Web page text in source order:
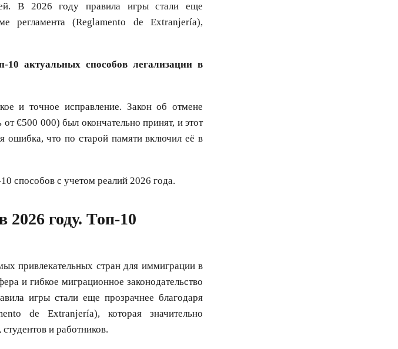
В 2026 году правила игры стали еще
регламента (Reglamento de Extranjería),
10 актуальных способов легализации в
и точное исправление. Закон об отмене
€500 000) был окончательно принят, и этот
ошибка, что по старой памяти включил её в
способов с учетом реалий 2026 года.
году. Топ-10
привлекательных стран для иммиграции в
и гибкое миграционное законодательство
игры стали еще прозрачнее благодаря
de Extranjería), которая значительно
и работников.